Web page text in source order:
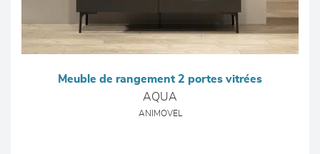
Meuble de rangement 2 portes vitrées
AQUA
ANIMOVEL